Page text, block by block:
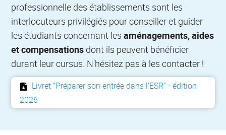
professionnelle des établissements sont les
interlocuteurs privilégiés pour conseiller et guider
les étudiants concernant lesaménagements, aides
et compensations dont ils peuvent bénéficier
durant leur cursus. N'hésitez pas à les contacter !
Livret “Préparer son entrée dans l’ESR” - édition
2026